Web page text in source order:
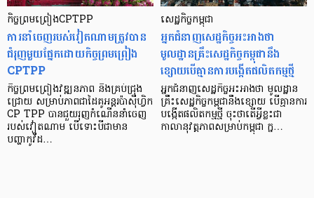
កិច្ចព្រមព្រៀងCPTPP
ការនាំចេញរបស់វៀតណាមត្រូវបាន
ជំរុញមួយផ្នែកដោយកិច្ចព្រមព្រៀង
CPTPP
កិច្ចព្រមព្រៀងវឌ្ឍនភាព និងគ្រប់ជ្រុង
ជ្រោយ សម្រាប់ភាពជាដៃគូអន្តរប៉ាស៊ីហ្វិក
CP TPP បានជួយរុញកំណើននាំចេញ
របស់វៀតណាម បើទោះបីជាមាន
បញ្ហាកូវីដ…
សេដ្ឋកិច្ចកម្ពុជា
អ្នកជំនាញសេដ្ឋកិច្ចអះអាងថា
មូលដ្ឋានគ្រឹះសេដ្ឋកិច្ចកម្ពុជានឹង
ខ្សោយបើគ្មានការបង្កើតផលិតកម្មថ្មី
អ្នកជំនាញសេដ្ឋកិច្ចអះអាងថា មូលដ្ឋាន
គ្រឹះសេដ្ឋកិច្ចកម្ពុជានឹងខ្សោយ បើគ្មានការ
បង្កើតផលិតកម្មថ្មី ចុះថាតើអ្វីខ្លះជា
កាលានុវត្តភាពសម្រាប់កម្ពុជា ក្ន…